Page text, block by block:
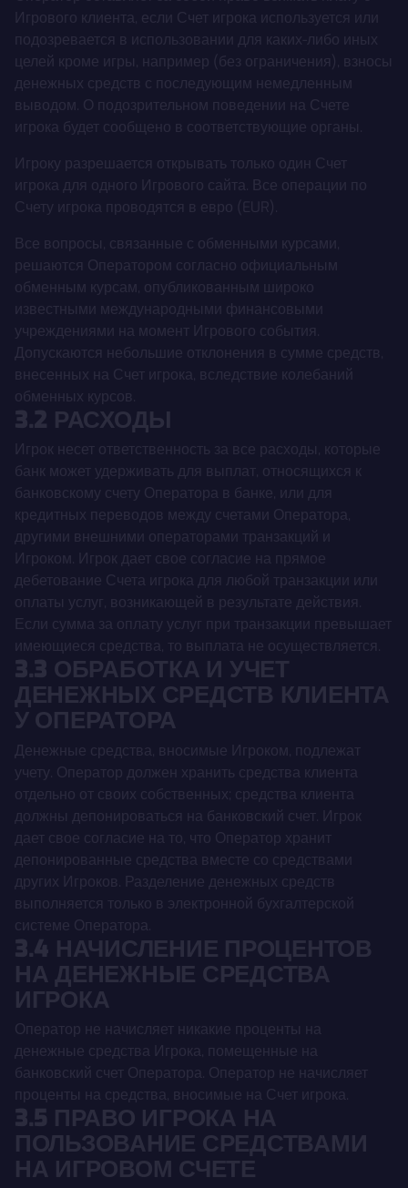
Игрового клиента, если Счет игрока используется или
подозревается в использовании для каких-либо иных
целей кроме игры, например (без ограничения), взносы
денежных средств с последующим немедленным
выводом. О подозрительном поведении на Счете
игрока будет сообщено в соответствующие органы.
Игроку разрешается открывать только один Счет
игрока для одного Игрового сайта. Все операции по
Счету игрока проводятся в евро (EUR).
Все вопросы, связанные с обменными курсами,
решаются Оператором согласно официальным
обменным курсам, опубликованным широко
известными международными финансовыми
учреждениями на момент Игрового события.
Допускаются небольшие отклонения в сумме средств,
внесенных на Счет игрока, вследствие колебаний
обменных курсов.
3.2 РАСХОДЫ
Игрок несет ответственность за все расходы, которые
банк может удерживать для выплат, относящихся к
банковскому счету Оператора в банке, или для
кредитных переводов между счетами Оператора,
другими внешними операторами транзакций и
Игроком. Игрок дает свое согласие на прямое
дебетование Счета игрока для любой транзакции или
оплаты услуг, возникающей в результате действия.
Если сумма за оплату услуг при транзакции превышает
имеющиеся средства, то выплата не осуществляется.
3.3 ОБРАБОТКА И УЧЕТ
ДЕНЕЖНЫХ СРЕДСТВ КЛИЕНТА
У ОПЕРАТОРА
Денежные средства, вносимые Игроком, подлежат
учету. Оператор должен хранить средства клиента
отдельно от своих собственных; средства клиента
должны депонироваться на банковский счет. Игрок
дает свое согласие на то, что Оператор хранит
депонированные средства вместе со средствами
других Игроков. Разделение денежных средств
выполняется только в электронной бухгалтерской
системе Оператора.
3.4 НАЧИСЛЕНИЕ ПРОЦЕНТОВ
НА ДЕНЕЖНЫЕ СРЕДСТВА
ИГРОКА
Оператор не начисляет никакие проценты на
денежные средства Игрока, помещенные на
банковский счет Оператора. Оператор не начисляет
проценты на средства, вносимые на Счет игрока.
3.5 ПРАВО ИГРОКА НА
ПОЛЬЗОВАНИЕ СРЕДСТВАМИ
НА ИГРОВОМ СЧЕТЕ